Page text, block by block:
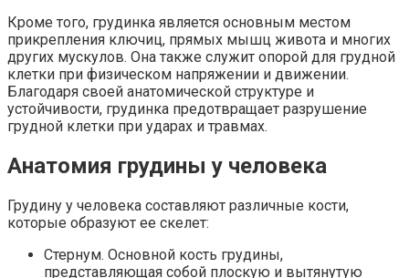
Кроме того, грудинка является основным местом
прикрепления ключиц, прямых мышц живота и многих
других мускулов. Она также служит опорой для грудной
клетки при физическом напряжении и движении.
Благодаря своей анатомической структуре и
устойчивости, грудинка предотвращает разрушение
грудной клетки при ударах и травмах.
Анатомия грудины у человека
Грудину у человека составляют различные кости,
которые образуют ее скелет:
Стернум. Основной кость грудины,
представляющая собой плоскую и вытянутую